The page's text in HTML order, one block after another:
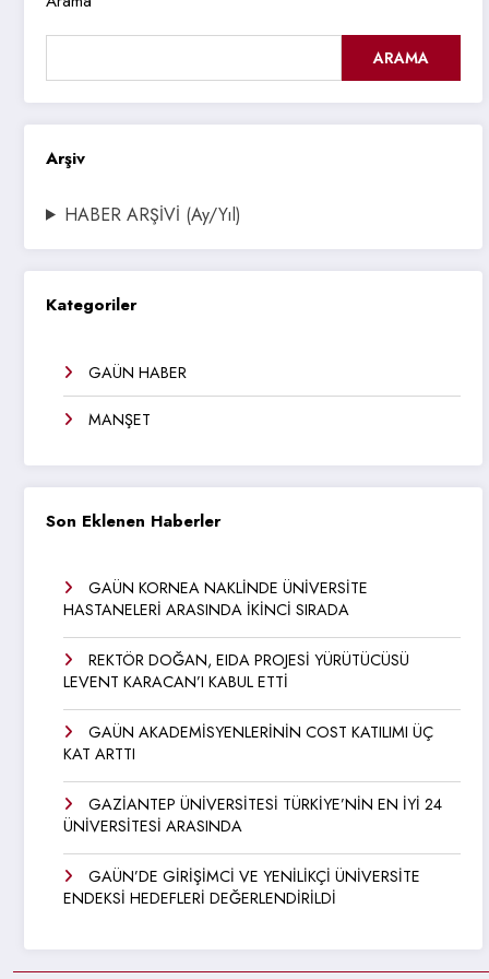
ARAMA
Arşiv
HABER ARŞİVİ (Ay/Yıl)
Kategoriler
GAÜN HABER
MANŞET
Son Eklenen Haberler
GAÜN KORNEA NAKLİNDE ÜNİVERSİTE
HASTANELERİ ARASINDA İKİNCİ SIRADA
REKTÖR DOĞAN, EIDA PROJESİ YÜRÜTÜCÜSÜ
LEVENT KARACAN’I KABUL ETTİ
GAÜN AKADEMİSYENLERİNİN COST KATILIMI ÜÇ
KAT ARTTI
GAZİANTEP ÜNİVERSİTESİ TÜRKİYE’NİN EN İYİ 24
ÜNİVERSİTESİ ARASINDA
GAÜN’DE GİRİŞİMCİ VE YENİLİKÇİ ÜNİVERSİTE
ENDEKSİ HEDEFLERİ DEĞERLENDİRİLDİ